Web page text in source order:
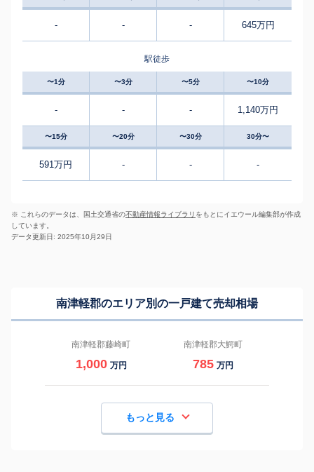
- - - 645万円
駅徒歩
〜1分 〜3分 〜5分 〜10分
- - - 1,140万円
〜15分 〜20分 〜30分 30分〜
591万円 - - -
※ これらのデータは、国土交通省の不動産情報ライブラリ をもとにイエウール編集部が作成
しています。
データ更新日: 2025年10月29日
南津軽郡のエリア別の一戸建て売却相場
南津軽郡藤崎町
1,000 万円
南津軽郡大鰐町
785 万円
もっと見る